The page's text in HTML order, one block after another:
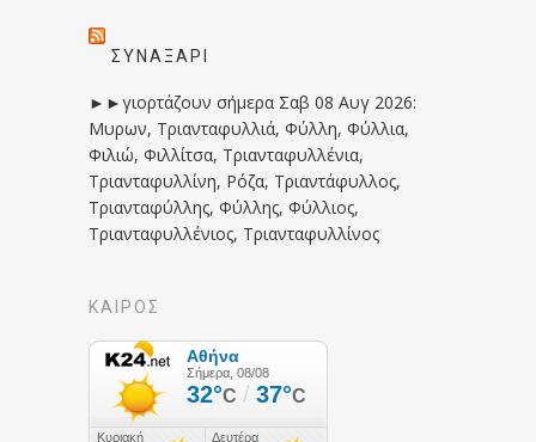
ΣΥΝΑΞΆΡΙ
►►γιορτάζουν σήμερα Σαβ 08 Αυγ 2026:
Μυρων, Τριανταφυλλιά, Φύλλη, Φύλλια,
Φιλιώ, Φιλλίτσα, Τριανταφυλλένια,
Τριανταφυλλίνη, Ρόζα, Τριαντάφυλλος,
Τριανταφύλλης, Φύλλης, Φύλλιος,
Τριανταφυλλένιος, Τριανταφυλλίνος
ΚΑΙΡΟΣ